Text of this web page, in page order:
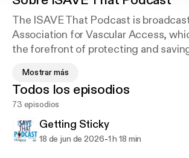
The ISAVE That Podcast is
Association for Vascular Access,
the forefront of protecting and
AVA advances research, provides
public education to shape practice
patient outcomes and partners with
manufacturing community to bring
based innovations in vascular access.
Mostrar más
Todos los episodios
73 episodios
Getting Sticky
18 de jun de 2026-1 h 18 min